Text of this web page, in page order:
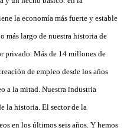
la economía más fuerte y estable
más largo de nuestra historia de
privado. Más de 14 millones de
de empleo desde los años
a la mitad. Nuestra industria
la historia. El sector de la
en los últimos seis años. Y hemos